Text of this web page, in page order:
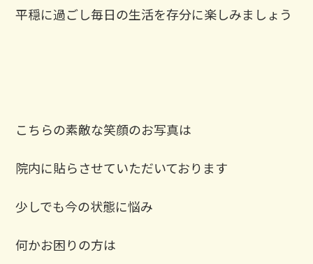
平穏に過ごし毎日の生活を存分に楽しみましょう
こちらの素敵な笑顔のお写真は
院内に貼らさせていただいております
少しでも今の状態に悩み
何かお困りの方は